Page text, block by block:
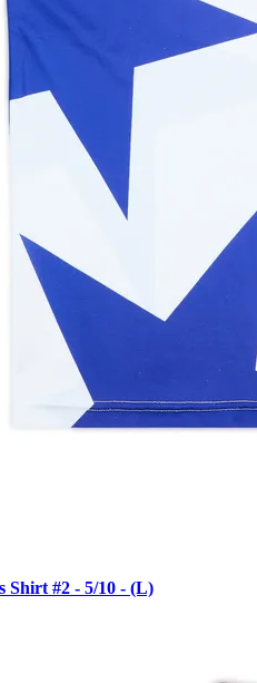
Shirt #2 - 5/10 - (L)